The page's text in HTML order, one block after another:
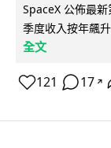
SpaceX 公佈最
季度收入按年飆
全文
121 17 ↗